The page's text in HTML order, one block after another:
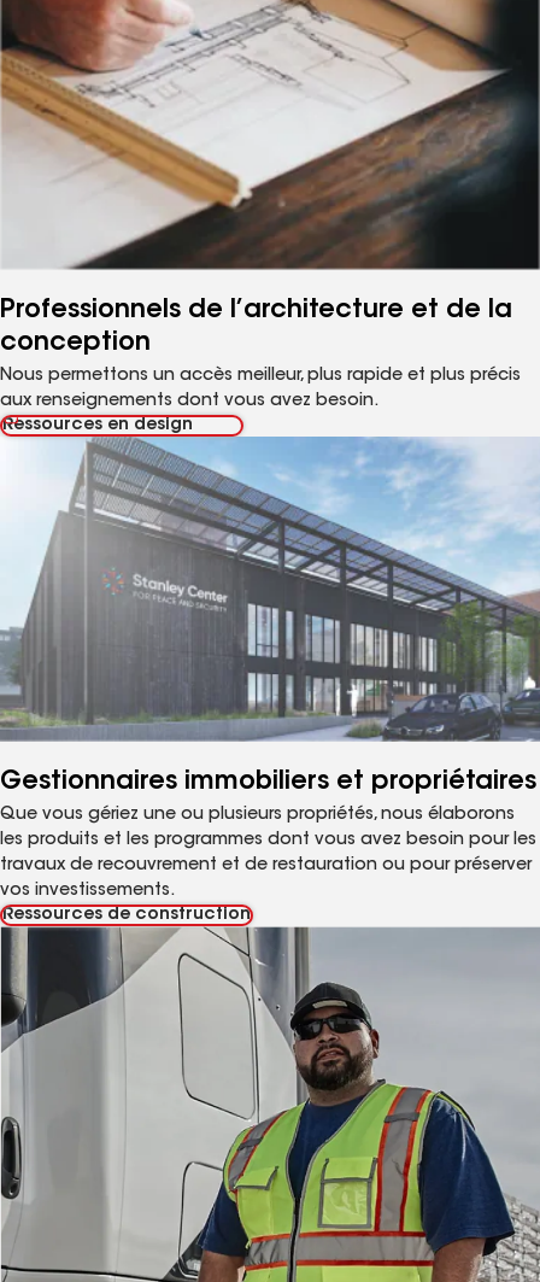
Professionnels de l’architecture et de la
conception
Nous permettons un accès meilleur, plus rapide et plus précis
aux renseignements dont vous avez besoin.
Ressources en design
Gestionnaires immobiliers et propriétaires
Que vous gériez une ou plusieurs propriétés, nous élaborons
les produits et les programmes dont vous avez besoin pour les
travaux de recouvrement et de restauration ou pour préserver
vos investissements.
Ressources de construction